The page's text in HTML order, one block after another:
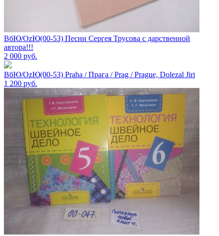
ВбЮ/OzЮ(00-53) Песни Сергея Трусова с дарственной
автора!!!
2 000 руб.
ВбЮ/OzЮ(00-53) Praha / Прага / Prag / Prague, Dolezal Jiri
1 200 руб.